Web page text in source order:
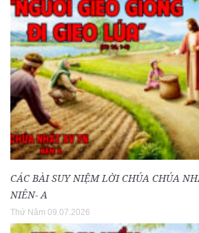
CÁC BÀI SUY NIỆM LỜI CHÚA CHÚA
NIÊN- A
Thứ Năm 09.07.2026